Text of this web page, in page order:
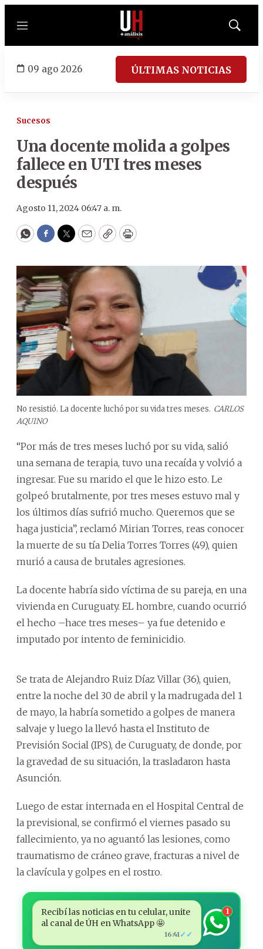
Menú
Mostrar
09 ago 2026 ÚLTIMAS NOTICIAS
Sucesos
Una docente molida a golpes
fallece en UTI tres meses
después
Agosto 11, 2024 06:47 a. m.
WhatsApp
Facebook
Twitter
EmailCopyPrint
No resistió. La docente luchó por su vida tres meses. CARLOS
AQUINO
“Por más de tres meses luchó por su vida, salió
una semana de terapia, tuvo una recaída y volvió a
ingresar. Fue su marido el que le hizo esto. Le
golpeó brutalmente, por tres meses estuvo mal y
los últimos días sufrió mucho. Queremos que se
haga justicia”, reclamó Mirian Torres, reas conocer
la muerte de su tía Delia Torres Torres (49), quien
murió a causa de brutales agresiones.
La docente habría sido víctima de su pareja, en una
vivienda en Curuguaty. EL hombre, cuando ocurrió
el hecho –hace tres meses– ya fue detenido e
imputado por intento de feminicidio.
Se trata de Alejandro Ruiz Díaz Villar (36), quien,
entre la noche del 30 de abril y la madrugada del 1
de mayo, la habría sometido a golpes de manera
salvaje y luego la llevó hasta el Instituto de
Previsión Social (IPS), de Curuguaty, de donde, por
la gravedad de su situación, la trasladaron hasta
Asunción.
Luego de estar internada en el Hospital Central de
la previsional, se confirmó el viernes pasado su
fallecimiento, ya no aguantó las lesiones, como
traumatismo de cráneo grave, fracturas a nivel de
la clavícula y golpes en el rostro.
Recibí las noticias en tu celular, unite
al canal de ÚH en WhatsApp 🤩
16:41 ✓✓
1